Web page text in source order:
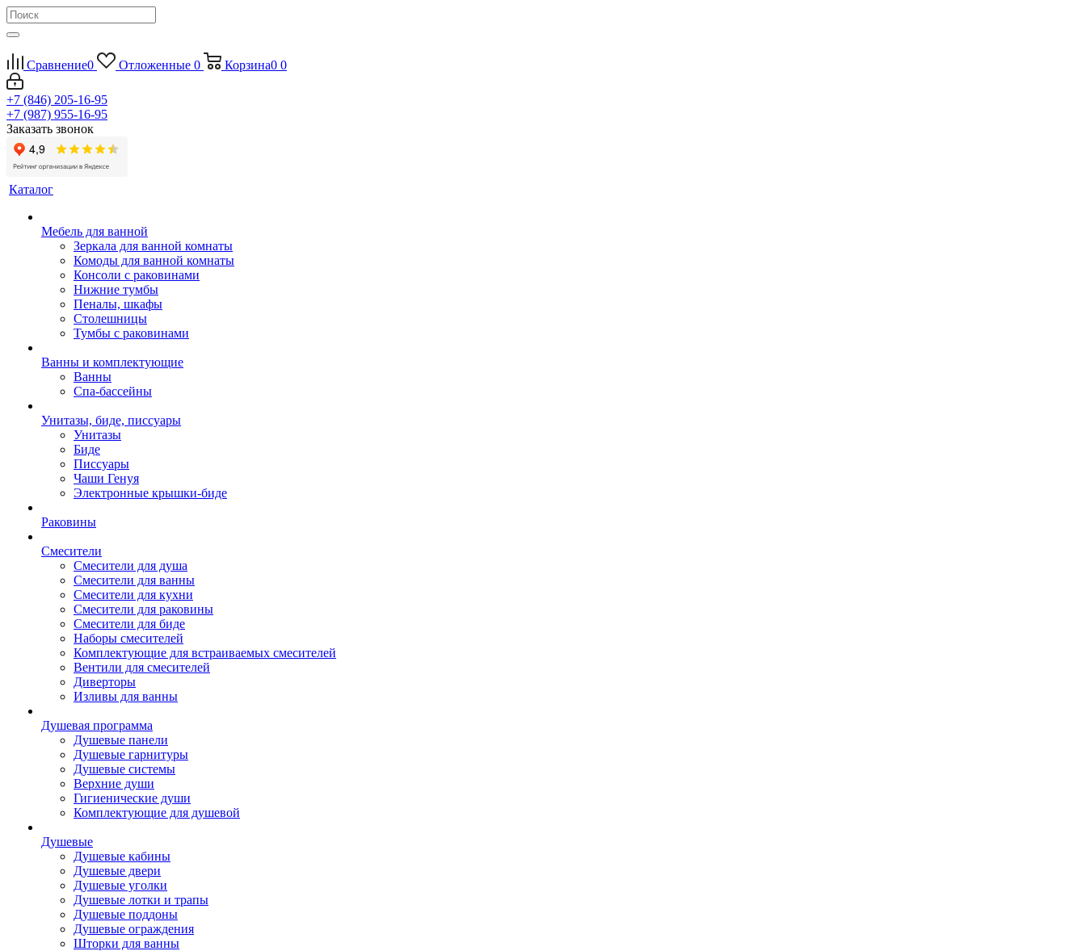
Сравнение0 Отложенные 0 Корзина0 0
+7 (846) 205-16-95
+7 (987) 955-16-95
Заказать звонок
Каталог
Мебель для ванной
Зеркала для ванной комнаты
Комоды для ванной комнаты
Консоли с раковинами
Нижние тумбы
Пеналы, шкафы
Столешницы
Тумбы с раковинами
Ванны и комплектующие
Ванны
Спа-бассейны
Унитазы, биде, писсуары
Унитазы
Биде
Писсуары
Чаши Генуя
Электронные крышки-биде
Раковины
Смесители
Смесители для душа
Смесители для ванны
Смесители для кухни
Смесители для раковины
Смесители для биде
Наборы смесителей
Комплектующие для встраиваемых смесителей
Вентили для смесителей
Диверторы
Изливы для ванны
Душевая программа
Душевые панели
Душевые гарнитуры
Душевые системы
Верхние души
Гигиенические души
Комплектующие для душевой
Душевые
Душевые кабины
Душевые двери
Душевые уголки
Душевые лотки и трапы
Душевые поддоны
Душевые ограждения
Шторки для ванны